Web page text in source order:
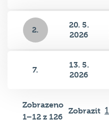
2.
20. 5.
2026
7.
13. 5.
2026
Zobrazeno
1–12 z 126
Zobrazit